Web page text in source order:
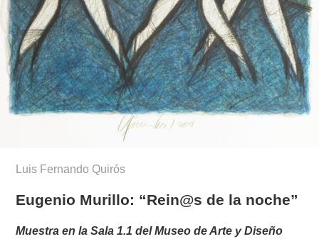
Luis Fernando Quirós
Eugenio Murillo: “Rein@s de la noche”
Muestra en la Sala 1.1 del Museo de Arte y Diseño